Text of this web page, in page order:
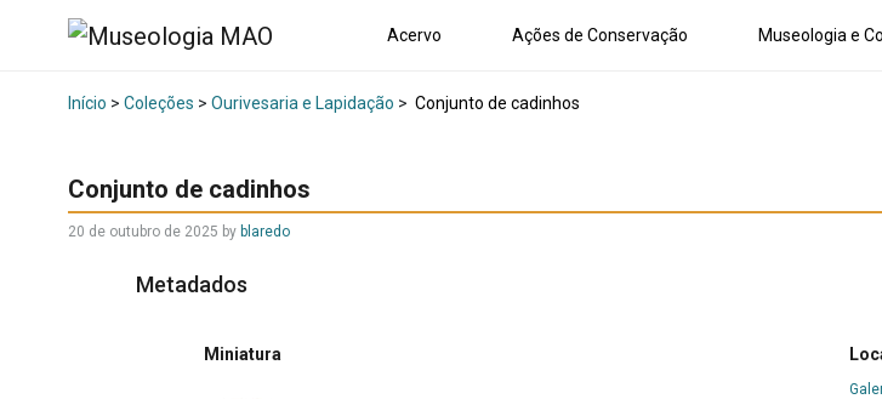
Acervo Ações de Conservação Museologia e
Início > Coleções > Ourivesaria e Lapidação > Conjunto de cadinhos
Conjunto de cadinhos
20 de outubro de 2025 by blaredo
Metadados
Miniatura